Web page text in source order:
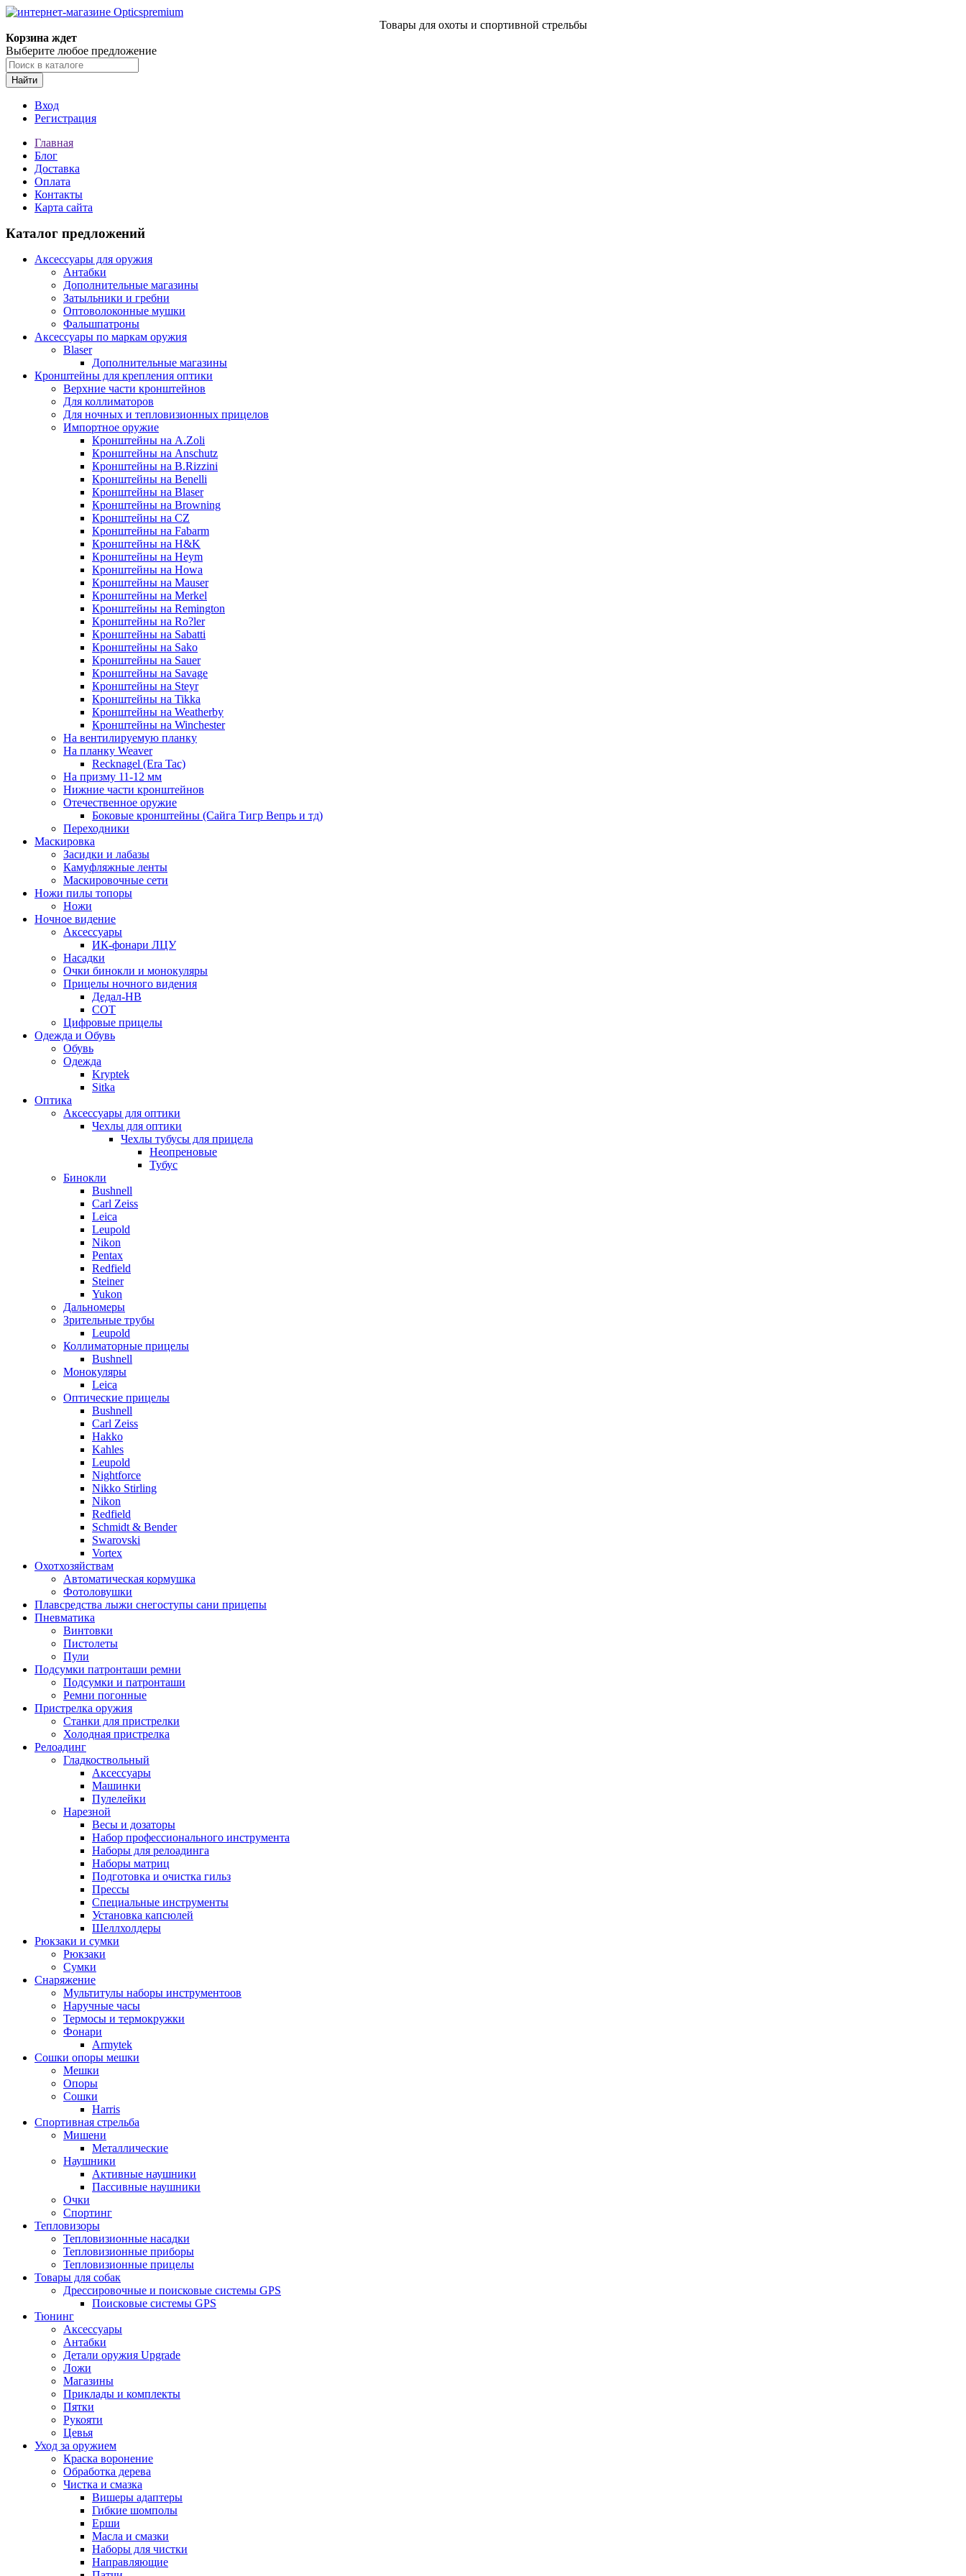
Товары для охоты и спортивной стрельбы
Корзина ждет
Выберите любое предложение
Найти
Вход
Регистрация
Главная
Блог
Доставка
Оплата
Контакты
Карта сайта
Каталог предложений
Аксессуары для оружия
Антабки
Дополнительные магазины
Затыльники и гребни
Оптоволоконные мушки
Фальшпатроны
Аксессуары по маркам оружия
Blaser
Дополнительные магазины
Кронштейны для крепления оптики
Верхние части кронштейнов
Для коллиматоров
Для ночных и тепловизионных прицелов
Импортное оружие
Кронштейны на A.Zoli
Кронштейны на Anschutz
Кронштейны на B.Rizzini
Кронштейны на Benelli
Кронштейны на Blaser
Кронштейны на Browning
Кронштейны на CZ
Кронштейны на Fabarm
Кронштейны на H&K
Кронштейны на Heym
Кронштейны на Howa
Кронштейны на Mauser
Кронштейны на Merkel
Кронштейны на Remington
Кронштейны на Ro?ler
Кронштейны на Sabatti
Кронштейны на Sako
Кронштейны на Sauer
Кронштейны на Savage
Кронштейны на Steyr
Кронштейны на Tikka
Кронштейны на Weatherby
Кронштейны на Winchester
На вентилируемую планку
На планку Weaver
Recknagel (Era Tac)
На призму 11-12 мм
Нижние части кронштейнов
Отечественное оружие
Боковые кронштейны (Сайга Тигр Вепрь и тд)
Переходники
Маскировка
Засидки и лабазы
Камуфляжные ленты
Маскировочные сети
Ножи пилы топоры
Ножи
Ночное видение
Аксессуары
ИК-фонари ЛЦУ
Насадки
Очки бинокли и монокуляры
Прицелы ночного видения
Дедал-НВ
СОТ
Цифровые прицелы
Одежда и Обувь
Обувь
Одежда
Kryptek
Sitka
Оптика
Аксессуары для оптики
Чехлы для оптики
Чехлы тубусы для прицела
Неопреновые
Тубус
Бинокли
Bushnell
Carl Zeiss
Leica
Leupold
Nikon
Pentax
Redfield
Steiner
Yukon
Дальномеры
Зрительные трубы
Leupold
Коллиматорные прицелы
Bushnell
Монокуляры
Leica
Оптические прицелы
Bushnell
Carl Zeiss
Hakko
Kahles
Leupold
Nightforce
Nikko Stirling
Nikon
Redfield
Schmidt & Bender
Swarovski
Vortex
Охотхозяйствам
Автоматическая кормушка
Фотоловушки
Плавсредства лыжи снегоступы сани прицепы
Пневматика
Винтовки
Пистолеты
Пули
Подсумки патронташи ремни
Подсумки и патронташи
Ремни погонные
Пристрелка оружия
Станки для пристрелки
Холодная пристрелка
Релоадинг
Гладкоствольный
Аксессуары
Машинки
Пулелейки
Нарезной
Весы и дозаторы
Набор профессионального инструмента
Наборы для релоадинга
Наборы матриц
Подготовка и очистка гильз
Прессы
Специальные инструменты
Установка капсюлей
Шеллхолдеры
Рюкзаки и сумки
Рюкзаки
Сумки
Снаряжение
Мультитулы наборы инструментоов
Наручные часы
Термосы и термокружки
Фонари
Armytek
Сошки опоры мешки
Мешки
Опоры
Сошки
Harris
Спортивная стрельба
Мишени
Металлические
Наушники
Активные наушники
Пассивные наушники
Очки
Спортинг
Тепловизоры
Тепловизионные насадки
Тепловизионные приборы
Тепловизионные прицелы
Товары для собак
Дрессировочные и поисковые системы GPS
Поисковые системы GPS
Тюнинг
Аксессуары
Антабки
Детали оружия Upgrade
Ложи
Магазины
Приклады и комплекты
Пятки
Рукояти
Цевья
Уход за оружием
Краска воронение
Обработка дерева
Чистка и смазка
Вишеры адаптеры
Гибкие шомполы
Ерши
Масла и смазки
Наборы для чистки
Направляющие